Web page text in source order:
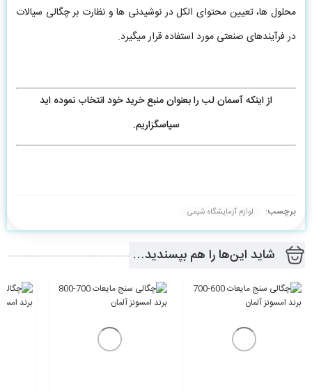
محلول ها، تعیین محتوای الکل در نوشیدنی ها و نظارت بر چگالی سیالات
در فرآیندهای صنعتی مورد استفاده قرار میگیرد.
از اینکه آسمان لب را بعنوان منبع خرید خود انتخاب نموده اید
سپاسگزاریم.
برچسب: لوازم آزمایشگاه شیمی
شاید این‌ها را هم بپسندید…